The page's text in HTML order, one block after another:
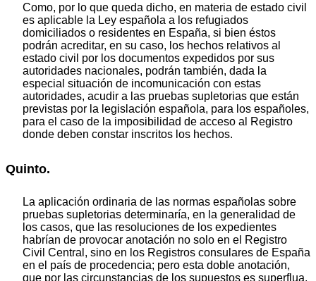
Como, por lo que queda dicho, en materia de estado civil
es aplicable la Ley española a los refugiados
domiciliados o residentes en España, si bien éstos
podrán acreditar, en su caso, los hechos relativos al
estado civil por los documentos expedidos por sus
autoridades nacionales, podrán también, dada la
especial situación de incomunicación con estas
autoridades, acudir a las pruebas supletorias que están
previstas por la legislación española, para los españoles,
para el caso de la imposibilidad de acceso al Registro
donde deben constar inscritos los hechos.
Quinto.
La aplicación ordinaria de las normas españolas sobre
pruebas supletorias determinaría, en la generalidad de
los casos, que las resoluciones de los expedientes
habrían de provocar anotación no solo en el Registro
Civil Central, sino en los Registros consulares de España
en el país de procedencia; pero esta doble anotación,
que por las circunstancias de los supuestos es superflua,